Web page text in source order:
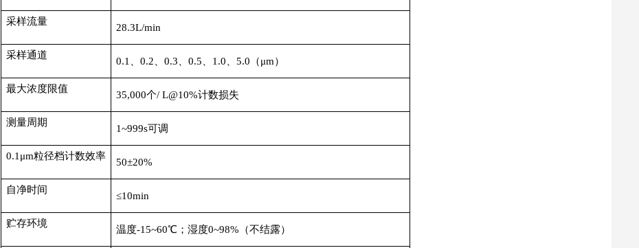
采样流量
28.3L/min
采样通道
0.1、0.2、0.3、0.5、1.0、5.0（μm）
最大浓度限值
35,000个/ L@10%计数损失
测量周期
1~999s可调
0.1μm粒径档计数效率
50±20%
自净时间
≤10min
贮存环境
温度-15~60℃；湿度0~98%（不结露）